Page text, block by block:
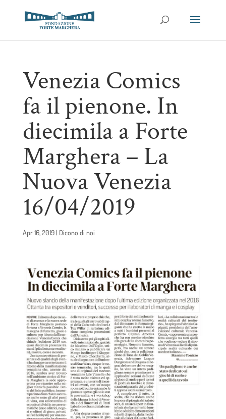
Venezia Comics
fa il pienone. In
diecimila a Forte
Marghera – La
Nuova Venezia
16/04/2019
Apr 16, 2019| Dicono di noi